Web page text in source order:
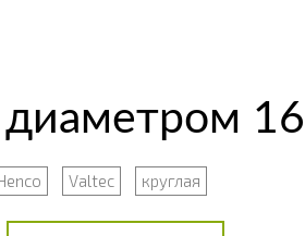
диаметром
Valtec круглая